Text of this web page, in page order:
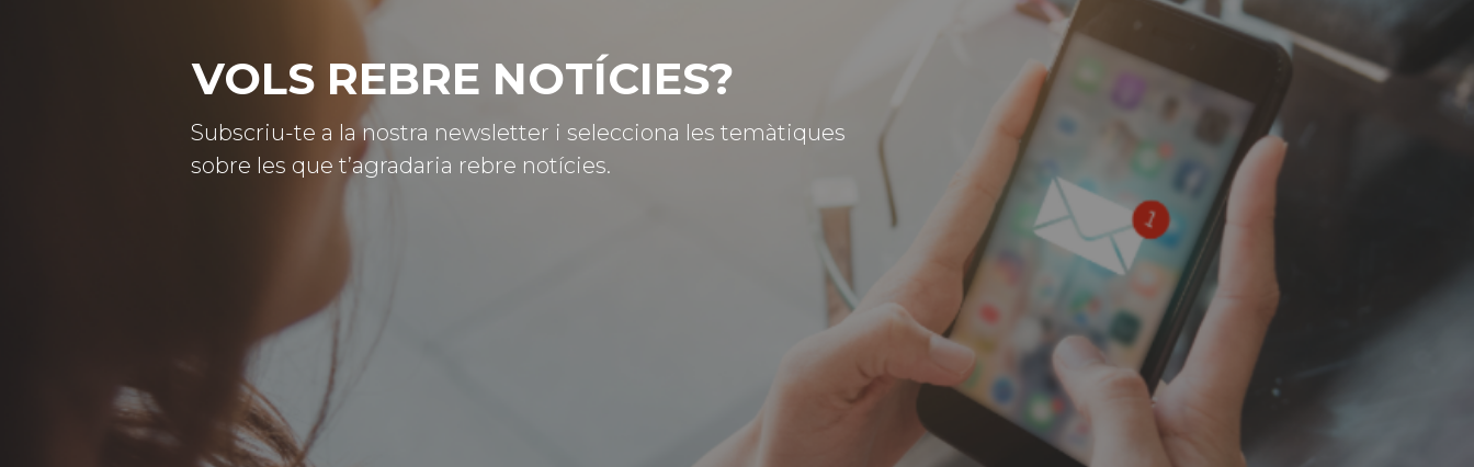
VOLS REBRE NOTÍCIES?
Subscriu-te a la nostra newsletter i selecciona les temàtiques
sobre les que t’agradaria rebre notícies.